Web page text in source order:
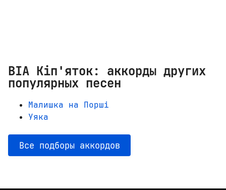
ВІА Кіп'яток: аккорды других
популярных песен
Малишка на Порші
Уяка
Все подборы аккордов